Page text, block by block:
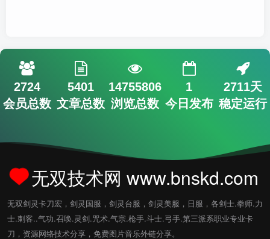
2724
会员总数
5401
文章总数
14755806
浏览总数
1
今日发布
2711天
稳定运行
无双技术网 www.bnskd.com
无双剑灵卡刀宏，剑灵国服，剑灵台服，剑灵美服，日服，各剑士.拳师.力
士.刺客..气功.召唤.灵剑.咒术.气宗.枪手.斗士.弓手.第三派系职业专业卡
刀，资源网络技术分享，免费图片音乐外链分享。